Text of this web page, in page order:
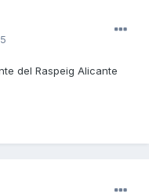
del Raspeig Alicante